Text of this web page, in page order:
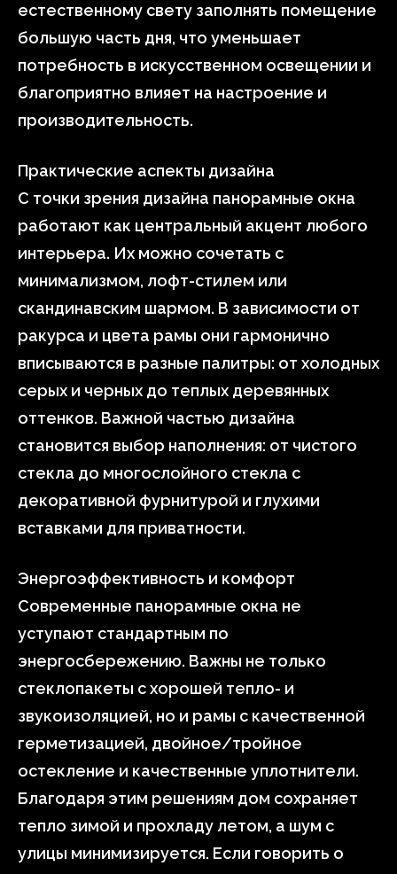
естественному свету заполнять помещение
большую часть дня, что уменьшает
потребность в искусственном освещении и
благоприятно влияет на настроение и
производительность.
Практические аспекты дизайна
С точки зрения дизайна панорамные окна
работают как центральный акцент любого
интерьера. Их можно сочетать с
минимализмом, лофт-стилем или
скандинавским шармом. В зависимости от
ракурса и цвета рамы они гармонично
вписываются в разные палитры: от холодных
серых и черных до теплых деревянных
оттенков. Важной частью дизайна
становится выбор наполнения: от чистого
стекла до многослойного стекла с
декоративной фурнитурой и глухими
вставками для приватности.
Энергоэффективность и комфорт
Современные панорамные окна не
уступают стандартным по
энергосбережению. Важны не только
стеклопакеты с хорошей тепло- и
звукоизоляцией, но и рамы с качественной
герметизацией, двойное/тройное
остекление и качественные уплотнители.
Благодаря этим решениям дом сохраняет
тепло зимой и прохладу летом, а шум с
улицы минимизируется. Если говорить о